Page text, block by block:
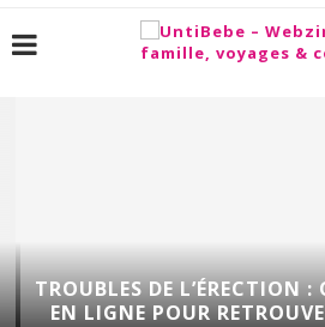
TROUBLES DE L’ÉRECTION :
EN LIGNE POUR